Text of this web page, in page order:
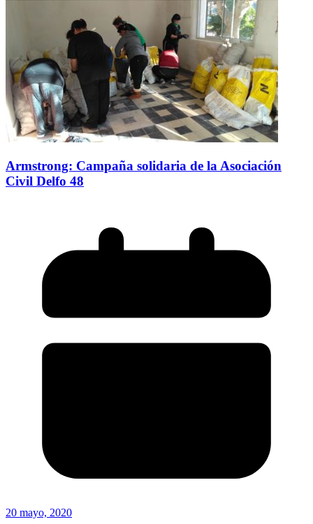
Armstrong: Campaña solidaria de la Asociación
Civil Delfo 48
20 mayo, 2020